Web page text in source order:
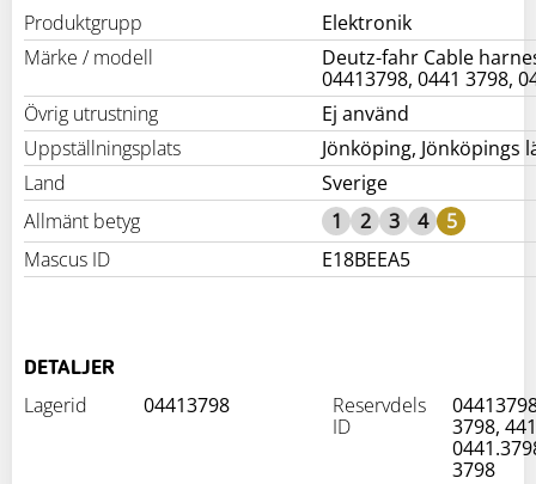
Produktgrupp
Elektronik
Märke / modell
Deutz-fahr Cable
04413798, 0441 3798,
Övrig utrustning
Ej använd
Uppställningsplats
Jönköping, Jönköpings
Land
Sverige
Allmänt betyg
1 2 3 4
5
Mascus ID
E18BEEA5
DETALJER
Lagerid 04413798
Reservdels
ID
3798,
3798